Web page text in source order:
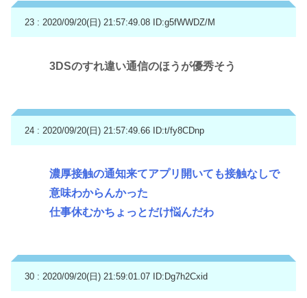
23 : 2020/09/20(日) 21:57:49.08 ID:g5fWWDZ/M
3DSのすれ違い通信のほうが優秀そう
24 : 2020/09/20(日) 21:57:49.66 ID:t/fy8CDnp
濃厚接触の通知来てアプリ開いても接触なしで
意味わからんかった
仕事休むかちょっとだけ悩んだわ
30 : 2020/09/20(日) 21:59:01.07 ID:Dg7h2Cxid